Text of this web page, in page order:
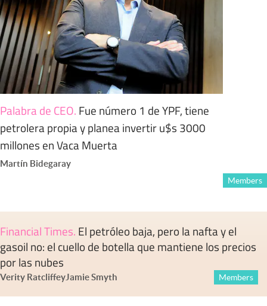
Palabra de CEO. Fue número 1 de YPF, tiene
petrolera propia y planea invertir u$s 3000
millones en Vaca Muerta
Martín Bidegaray
Members
Financial Times. El petróleo baja, pero la nafta y el
gasoil no: el cuello de botella que mantiene los precios
por las nubes
Verity RatcliffeyJamie Smyth Members